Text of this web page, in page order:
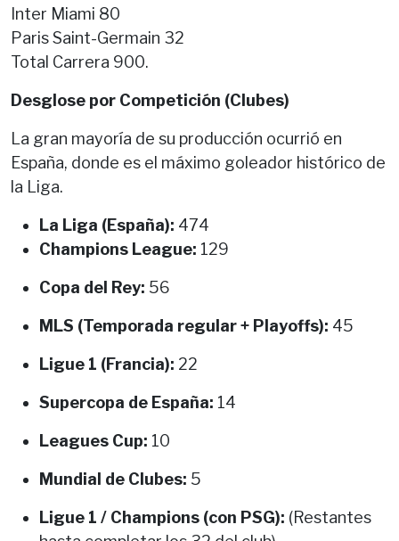
Inter Miami 80
Paris Saint-Germain 32
Total Carrera 900.
Desglose por Competición (Clubes)
La gran mayoría de su producción ocurrió en
España, donde es el máximo goleador histórico de
la Liga.
La Liga (España): 474
Champions League: 129
Copa del Rey: 56
MLS (Temporada regular + Playoffs): 45
Ligue 1 (Francia): 22
Supercopa de España: 14
Leagues Cup: 10
Mundial de Clubes: 5
Ligue 1 / Champions (con PSG): (Restantes